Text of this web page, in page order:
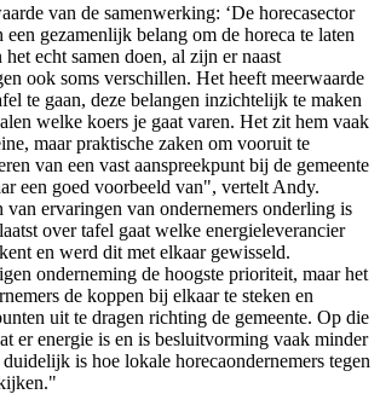
van de samenwerking: ‘De horecasector
een gezamenlijk belang om de horeca te laten
echt samen doen, al zijn er naast
ook soms verschillen. Het heeft meerwaarde
te gaan, deze belangen inzichtelijk te maken
welke koers je gaat varen. Het zit hem vaak
maar praktische zaken om vooruit te
van een vast aanspreekpunt bij de gemeente
een goed voorbeeld van", vertelt Andy.
van ervaringen van ondernemers onderling is
over tafel gaat welke energieleverancier
en werd dit met elkaar gewisseld.
onderneming de hoogste prioriteit, maar het
de koppen bij elkaar te steken en
uit te dragen richting de gemeente. Op die
er energie is en is besluitvorming vaak minder
is hoe lokale horecaondernemers tegen